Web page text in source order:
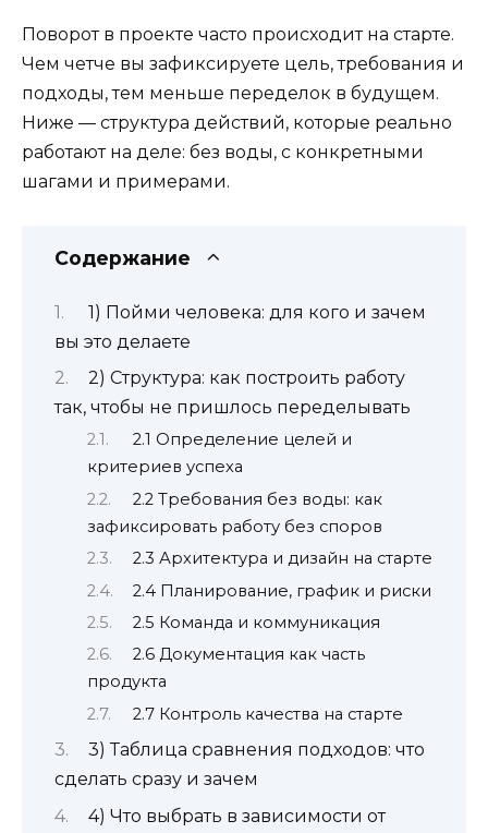
Поворот в проекте часто происходит на старте.
Чем четче вы зафиксируете цель, требования и
подходы, тем меньше переделок в будущем.
Ниже — структура действий, которые реально
работают на деле: без воды, с конкретными
шагами и примерами.
Содержание
1) Пойми человека: для кого и зачем
вы это делаете
2) Структура: как построить работу
так, чтобы не пришлось переделывать
2.1 Определение целей и
критериев успеха
2.2 Требования без воды: как
зафиксировать работу без споров
2.3 Архитектура и дизайн на старте
2.4 Планирование, график и риски
2.5 Команда и коммуникация
2.6 Документация как часть
продукта
2.7 Контроль качества на старте
3) Таблица сравнения подходов: что
сделать сразу и зачем
4) Что выбрать в зависимости от